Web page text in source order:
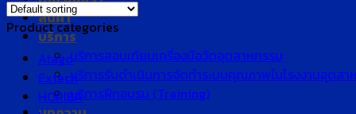
สินค้า
บริการ
บริการสอบเทียบเครื่องมือวัดอุตสาหกรรม
บริการรับดำเนินการจัดทำระบบคุณภาพในโรงงานอุตสา
บริการฝึกอบรม (Training)
Product categories
Atago
Extech
HORIBA